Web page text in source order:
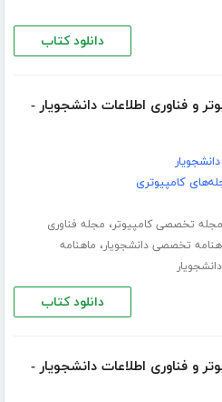
دانلود کتاب
و فناوری اطلاعات دانشجویار -
کامپیوتری
مجله تخصصی کامپیوتر، مجله فناوری
تخصصی دانشجویار، ماهنامه
دانشجویار
دانلود کتاب
و فناوری اطلاعات دانشجویار -